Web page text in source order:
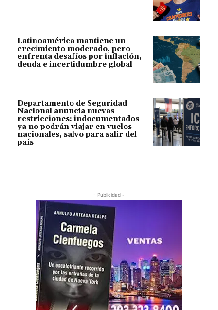
Latinoamérica mantiene un
crecimiento moderado, pero
enfrenta desafíos por inflación,
deuda e incertidumbre global
Departamento de Seguridad
Nacional anuncia nuevas
restricciones: indocumentados
ya no podrán viajar en vuelos
nacionales, salvo para salir del
país
- Publicidad -